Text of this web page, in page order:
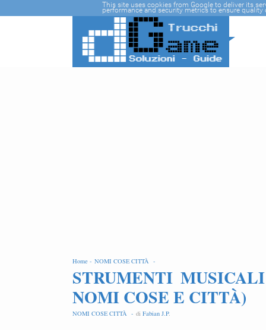
Home - NOMI COSE CITTÀ -
STRUMENTI
NOMI COSE E CITTÀ)
NOMI COSE CITTÀ - di Fabian J.P.
This site uses cookies from Google to deliver its
performance and security metrics to ensure quality